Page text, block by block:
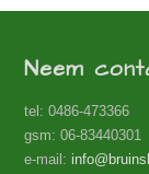
Neem
tel: 0486-473366
gsm: 06-83440301
e-mail: